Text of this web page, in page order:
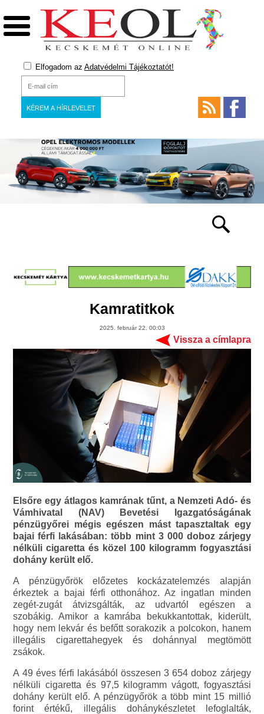
Elfogadom az Adatvédelmi Tájékoztatót!
Kamratitkok
2025. február 22. 00:03
Vissza a címlapra
Elsőre egy átlagos kamrának tűnt, a Nemzeti Adó- és
Vámhivatal (NAV) Bevetési Igazgatóságának
pénzügyőrei mégis egészen mást tapasztaltak egy
bajai férfi lakásában: több mint 3 000 doboz zárjegy
nélküli cigaretta és közel 100 kilogramm fogyasztási
dohány került elő.
A pénzügyőrök előzetes kockázatelemzés alapján
érkeztek a bajai férfi otthonához. Az ingatlan minden
zegét-zugát átvizsgálták, az udvartól egészen a
szobákig. Amikor a kamrába bekukkantottak, kiderült,
hogy nem lekvár és befőtt sorakozik a polcokon, hanem
illegális cigarettahegyek és dohánnyal megtömött
zsákok.
A 49 éves férfi lakásából összesen 3 654 doboz zárjegy
nélküli cigaretta és 97,5 kilogramm vágott, fogyasztási
dohány került elő. A pénzügyőrök a több mint 15 millió
forint értékű, illegális dohánykészletet lefoglalták,